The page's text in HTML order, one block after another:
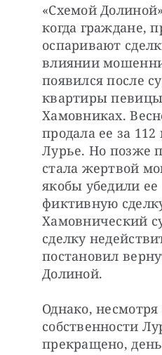
«Схемой
когда граждане,
оспаривают
влиянии
появился после
квартиры
Хамовниках.
продала ее за
Лурье. Но позже
стала жертвой
якобы убедили
фиктивную
Хамовнический
сделку
постановил
Долиной.
Однако,
собственности
прекращено,